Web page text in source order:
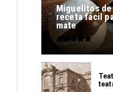
Miguelitos
receta fácil
mate